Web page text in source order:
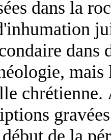
dans la
dans
de la